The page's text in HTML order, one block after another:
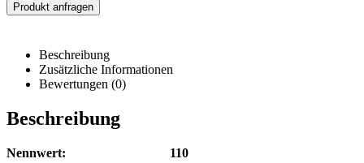
Produkt anfragen
Beschreibung
Zusätzliche Informationen
Bewertungen (0)
Beschreibung
Nennwert: 110